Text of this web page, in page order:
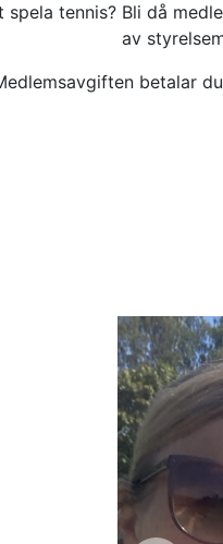
spela tennis? Bli då
av
betalar